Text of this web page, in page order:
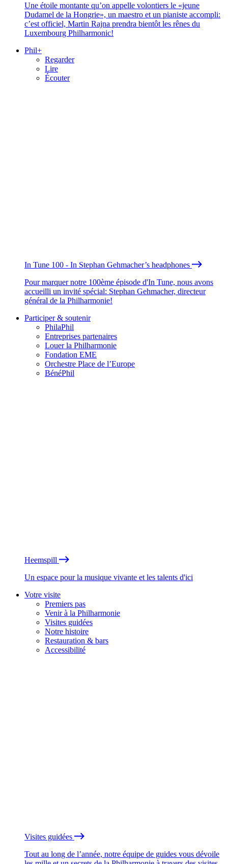
Une étoile montante qu’on appelle volontiers le «jeune
Dudamel de la Hongrie», un maestro et un pianiste accompli:
c’est officiel, Martin Rajna prendra bientôt les rênes du
Luxembourg Philharmonic!
Phil+
Regarder
Lire
Écouter
In Tune 100 - In Stephan Gehmacher’s headphones
Pour marquer notre 100ème épisode d'In Tune, nous avons
accueilli un invité spécial: Stephan Gehmacher, directeur
général de la Philharmonie!
Participer & soutenir
PhilaPhil
Entreprises partenaires
Louer la Philharmonie
Fondation EME
Orchestre Place de l’Europe
BénéPhil
Heemspill
Un espace pour la musique vivante et les talents d'ici
Votre visite
Premiers pas
Venir à la Philharmonie
Visites guidées
Notre histoire
Restauration & bars
Accessibilité
Visites guidées
Tout au long de l’année, notre équipe de guides vous dévoile